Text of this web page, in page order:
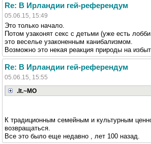
Re: В Ирландии гей-референдум
05.06.15, 15:49
Это только начало.
Потом узаконят секс с детьми (уже есть
это веселье узаконенным канибализмом.
Возможно это некая реакция природы на
Re: В Ирландии гей-референдум
05.06.15, 15:55
.lt.~MO
К традиционным семейным и культурным
возвращаться.
Все это было еще недавно , лет 100 назад.